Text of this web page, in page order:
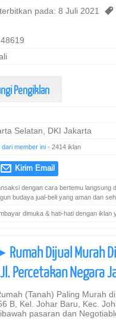
pada: 8 Juli 2021 ,
Pengiklan
Selatan, DKI Jakarta
member ini - 2414 iklan
@ Kirim Email
dengan cara bertemu langsung
budaya jual-beli yang aman dan
dimuka & hati-hati dengan iklan
Rumah Dijual Murah
Percetakan Negara
(Tanah) Paling Murah
B, Kel. Johar Baru, Kec.
pasaran dan